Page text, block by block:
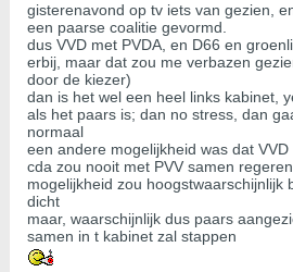
gisterenavond op tv iets van gezien,
een paarse coalitie gevormd.
dus VVD met PVDA, en D66 en
erbij, maar dat zou me verbazen
door de kiezer)
dan is het wel een heel links kabinet,
als het paars is; dan no stress, dan
normaal
een andere mogelijkheid was dat VVD
cda zou nooit met PVV samen
mogelijkheid zou hoogstwaarschijnlijk
dicht
maar, waarschijnlijk dus paars
samen in t kabinet zal stappen